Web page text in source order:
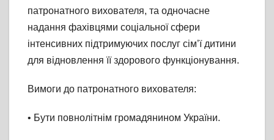
патронатного вихователя, та одночасне
надання фахівцями соціальної сфери
інтенсивних підтримуючих послуг сім’ї дитини
для відновлення її здорового функціонування.
Вимоги до патронатного вихователя:
• Бути повнолітнім громадянином України.